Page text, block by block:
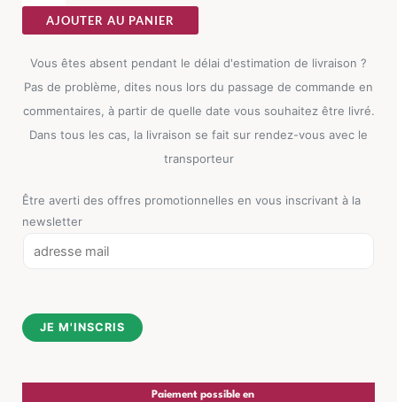
Beige
Ixia
AJOUTER AU PANIER
Vous êtes absent pendant le délai d'estimation de livraison ?
Pas de problème, dites nous lors du passage de commande en
commentaires, à partir de quelle date vous souhaitez être livré.
Dans tous les cas, la livraison se fait sur rendez-vous avec le
transporteur
Être averti des offres promotionnelles en vous inscrivant à la
newsletter
m
l
JE M'INSCRIS
Paiement possible en